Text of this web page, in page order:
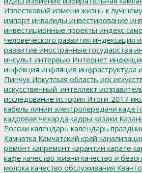
Известковый измени жизнь к лучшему
импорт инвалиды инвестирование
инвестиционные проекты индекс
человеческого развития индексация
развитие иностранные государства
инсульт интервью Интернет
инфекция инфляция инфраструктура
Пинчук Иркутская область иск
искусственный_интеллект
исследование история Итоги-2017
кабель линии электропередачи
кадровая чехарда кадры казаки
России календарь календарь
Камчатка Камчатский край
ремонт капремонт карантин карате
кафе качество жизни качество и
молока качество обслуживания